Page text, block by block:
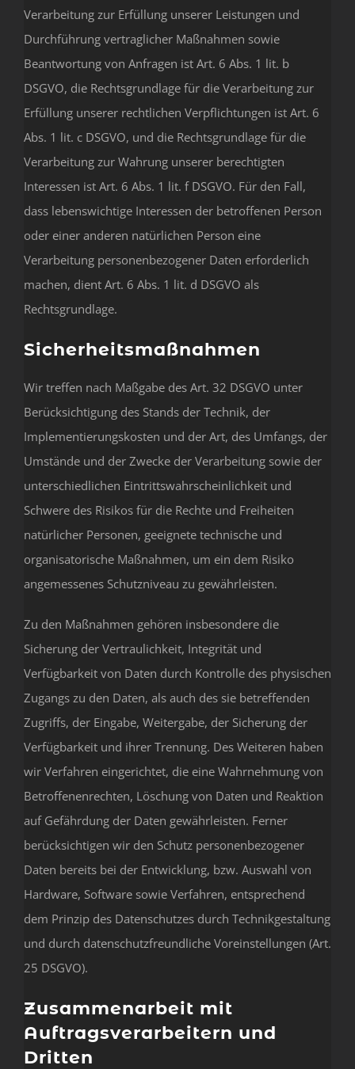
Verarbeitung zur Erfüllung unserer Leistungen und
Durchführung vertraglicher Maßnahmen sowie
Beantwortung von Anfragen ist Art. 6 Abs. 1 lit. b
DSGVO, die Rechtsgrundlage für die Verarbeitung zur
Erfüllung unserer rechtlichen Verpflichtungen ist Art. 6
Abs. 1 lit. c DSGVO, und die Rechtsgrundlage für die
Verarbeitung zur Wahrung unserer berechtigten
Interessen ist Art. 6 Abs. 1 lit. f DSGVO. Für den Fall,
dass lebenswichtige Interessen der betroffenen Person
oder einer anderen natürlichen Person eine
Verarbeitung personenbezogener Daten erforderlich
machen, dient Art. 6 Abs. 1 lit. d DSGVO als
Rechtsgrundlage.
Sicherheitsmaßnahmen
Wir treffen nach Maßgabe des Art. 32 DSGVO unter
Berücksichtigung des Stands der Technik, der
Implementierungskosten und der Art, des Umfangs, der
Umstände und der Zwecke der Verarbeitung sowie der
unterschiedlichen Eintrittswahrscheinlichkeit und
Schwere des Risikos für die Rechte und Freiheiten
natürlicher Personen, geeignete technische und
organisatorische Maßnahmen, um ein dem Risiko
angemessenes Schutzniveau zu gewährleisten.
Zu den Maßnahmen gehören insbesondere die
Sicherung der Vertraulichkeit, Integrität und
Verfügbarkeit von Daten durch Kontrolle des physischen
Zugangs zu den Daten, als auch des sie betreffenden
Zugriffs, der Eingabe, Weitergabe, der Sicherung der
Verfügbarkeit und ihrer Trennung. Des Weiteren haben
wir Verfahren eingerichtet, die eine Wahrnehmung von
Betroffenenrechten, Löschung von Daten und Reaktion
auf Gefährdung der Daten gewährleisten. Ferner
berücksichtigen wir den Schutz personenbezogener
Daten bereits bei der Entwicklung, bzw. Auswahl von
Hardware, Software sowie Verfahren, entsprechend
dem Prinzip des Datenschutzes durch Technikgestaltung
und durch datenschutzfreundliche Voreinstellungen (Art.
25 DSGVO).
Zusammenarbeit mit
Auftragsverarbeitern und
Dritten